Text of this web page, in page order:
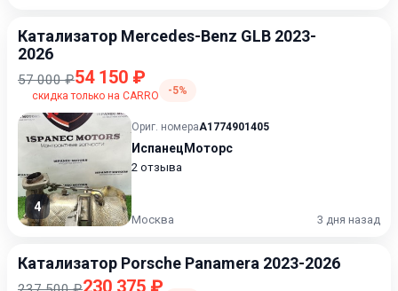
Катализатор Mercedes-Benz GLB 2023-
2026
57 000 ₽54 150 ₽
скидка только на CARRO -5%
4
Ориг. номераA1774901405
ИспанецМоторс
2 отзыва
Москва 3 дня назад
Катализатор Porsche Panamera 2023-2026
230 375 ₽